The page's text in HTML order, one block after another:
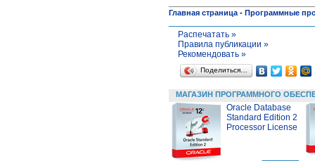
Главная страница - Программные
Распечатать »
Правила публикации »
Рекомендовать »
Поделиться…
МАГАЗИН ПРОГРАММНОГО
Oracle Database
Standard Edition 2
Processor License